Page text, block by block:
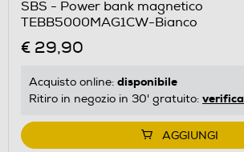
SBS - Power bank magnetico
TEBB5000MAG1CW-Bianco
€ 29,90
Acquisto online: disponibile
Ritiro in negozio in 30' gratuito: verifica
AGGIUNGI